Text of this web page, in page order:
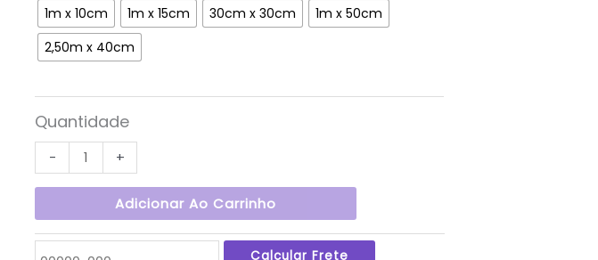
1m x 10cm 1m x 15cm 30cm x 30cm
1m x 50cm
2,50m x 40cm
Quantidade
- +
Adicionar Ao Carrinho